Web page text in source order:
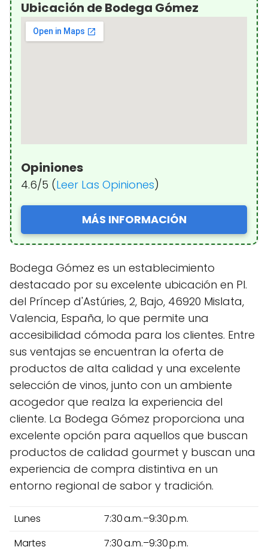
Ubicación de Bodega Gómez
Opiniones
4.6/5 (Leer Las Opiniones)
MÁS INFORMACIÓN
Bodega Gómez es un establecimiento
destacado por su excelente ubicación en Pl.
del Príncep d'Astúries, 2, Bajo, 46920 Mislata,
Valencia, España, lo que permite una
accesibilidad cómoda para los clientes. Entre
sus ventajas se encuentran la oferta de
productos de alta calidad y una excelente
selección de vinos, junto con un ambiente
acogedor que realza la experiencia del
cliente. La Bodega Gómez proporciona una
excelente opción para aquellos que buscan
productos de calidad gourmet y buscan una
experiencia de compra distintiva en un
entorno regional de sabor y tradición.
Lunes
7:30 a.m.–9:30 p.m.
Martes
7:30 a.m.–9:30 p.m.